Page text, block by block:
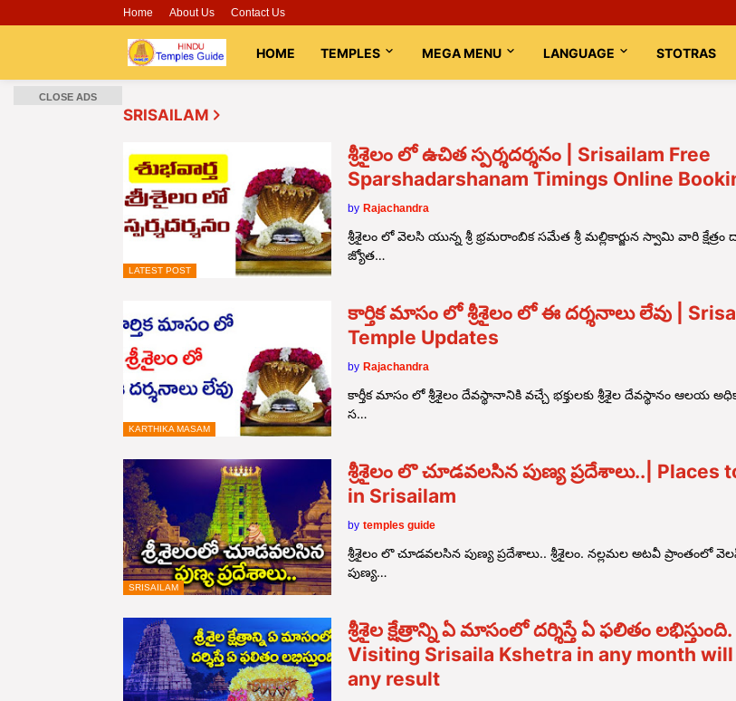
Home About Us Contact Us
HOME TEMPLES MEGA MENU LANGUAGE STOTRAS
SRISAILAM
LATEST POST
శ్రీశైలం లో ఉచిత స్పర్శదర్శనం | Srisailam Free
Sparshadarshanam Timings Online
by Rajachandra
శ్రీశైలం లో వెలసి యున్న శ్రీ భ్రమరాంబిక సమేత శ్రీ మల్లికార్జున స్వామి వారి క్షేత్రం
జ్యోత…
KARTHIKA MASAM
కార్తిక మాసం లో శ్రీశైలం లో ఈ దర్శనాలు లేవు |
Temple Updates
by Rajachandra
కార్తీక మాసం లో శ్రీశైలం దేవస్థానానికి వచ్చే భక్తులకు శ్రీశైల దేవస్థానం ఆలయ
స…
SRISAILAM
శ్రీశైలం లొ చూడవలసిన పుణ్య ప్రదేశాలు..| Places
in Srisailam
by temples guide
శ్రీశైలం లొ చూడవలసిన పుణ్య ప్రదేశాలు.. శ్రీశైలం. నల్లమల అటవీ ప్రాంతంలో
పుణ్య…
శ్రీశైల క్షేత్రాన్ని ఏ మాసంలో దర్శిస్తే ఏ ఫలితం లభిస్తుంది. |
Visiting Srisaila Kshetra in any month
any result
CLOSE ADS